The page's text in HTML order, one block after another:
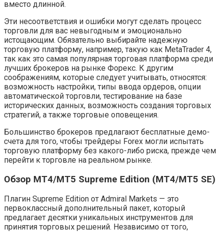
вместо длинной.
Эти несоответствия и ошибки могут сделать процесс
торговли для вас невыгодным и эмоционально
истощающим. Обязательно выбирайте надежную
торговую платформу, например, такую как MetaTrader 4,
так как это самая популярная торговая платформа среди
лучших брокеров на рынке Форекс. К другим
соображениям, которые следует учитывать, относятся:
возможность настройки, типы ввода ордеров, опции
автоматической торговли, тестирование на базе
исторических данных, возможность создания торговых
стратегий, а также торговые оповещения.
Большинство брокеров предлагают бесплатные демо-
счета для того, чтобы трейдеры Forex могли испытать
торговую платформу без какого-либо риска, прежде чем
перейти к торговле на реальном рынке.
Обзор MT4/MT5 Supreme Edition (MT4/MT5 SE)
Плагин Supreme Edition от Admiral Markets — это
первоклассный дополнительный пакет, который
предлагает десятки уникальных инструментов для
принятия торговых решений. Независимо от того,